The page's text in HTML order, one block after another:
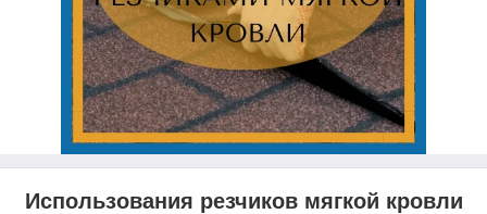
Использования резчиков мягкой кровли